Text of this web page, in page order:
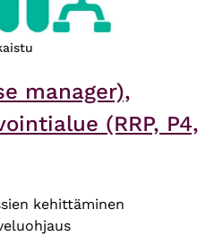
manager),
(RRP, P4,
kehittäminen